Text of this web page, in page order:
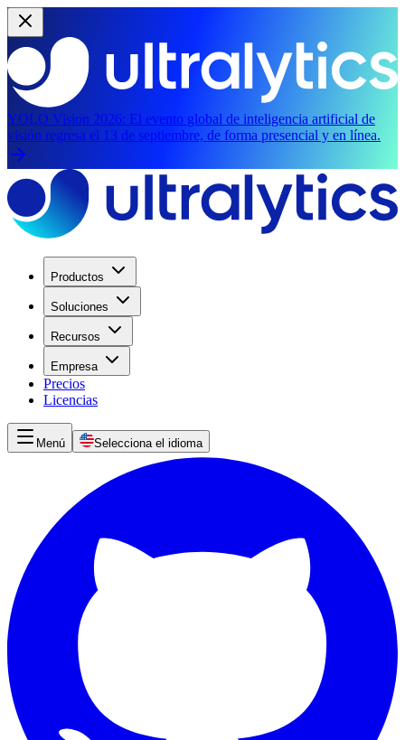
YOLO Vision 2026: El evento global de inteligencia artificial de
visión regresa el 13 de septiembre, de forma presencial y en línea.
Productos
Soluciones
Recursos
Empresa
Precios
Licencias
Menú Selecciona el idioma